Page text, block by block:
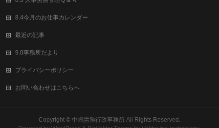
8.4今月のお仕事カレンダー
最近の記事
9.0事務所だより
プライバシーポリシー
お問い合わせはこちらへ
Copyright © 中嶋労務行政事務所All Rights Reserved.